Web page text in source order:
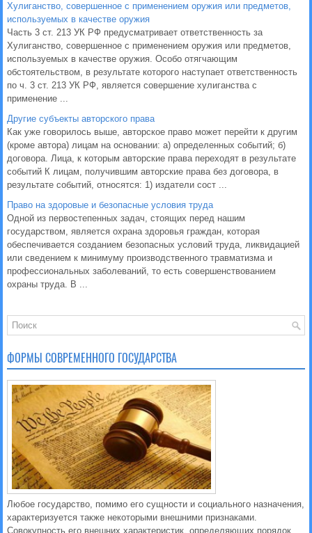
Хулиганство, совершенное с применением оружия или предметов,
используемых в качестве оружия
Часть 3 ст. 213 УК РФ предусматривает ответственность за
Хулиганство, совершенное с применением оружия или предметов,
используемых в качестве оружия. Особо отягчающим
обстоятельством, в результате которого наступает ответственность
по ч. 3 ст. 213 УК РФ, является совершение хулиганства с
применение ...
Другие субъекты авторского права
Как уже говорилось выше, авторское право может перейти к другим
(кроме автора) лицам на основании: а) определенных событий; б)
договора. Лица, к которым авторские права переходят в результате
событий К лицам, получившим авторские права без договора, в
результате событий, относятся: 1) издатели сост ...
Право на здоровые и безопасные условия труда
Одной из первостепенных задач, стоящих перед нашим
государством, является охрана здоровья граждан, которая
обеспечивается созданием безопасных условий труда, ликвидацией
или сведением к минимуму производственного травматизма и
профессиональных заболеваний, то есть совершенствованием
охраны труда. В ...
ФОРМЫ СОВРЕМЕННОГО ГОСУДАРСТВА
Любое государство, помимо его сущности и социального назначения,
характеризуется также некоторыми внешними признаками.
Совокупность его внешних характеристик, определяющих порядок